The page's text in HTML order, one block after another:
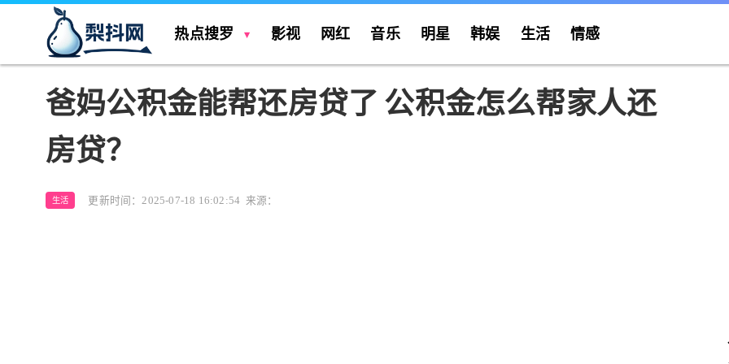
热点搜罗 影视 网红 音乐 明星 韩娱 生活 情感
爸妈公积金能帮还房贷了 公积金怎么帮家人还
房贷？
生活 更新时间：2025-07-18 16:02:54 来源：